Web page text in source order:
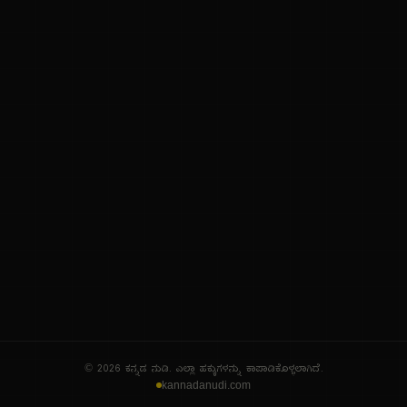
© 2026 ಕನ್ನಡ ನುಡಿ. ಎಲ್ಲಾ ಹಕ್ಕುಗಳನ್ನು ಕಾಪಾಡಿಕೊಳ್ಳಲಾಗಿದೆ.
kannadanudi.com